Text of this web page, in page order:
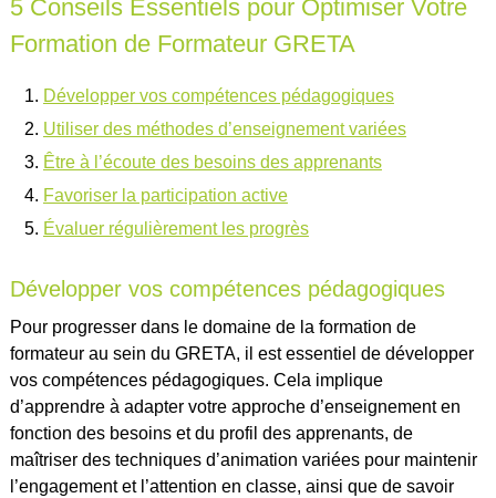
5 Conseils Essentiels pour Optimiser Votre
Formation de Formateur GRETA
Développer vos compétences pédagogiques
Utiliser des méthodes d’enseignement variées
Être à l’écoute des besoins des apprenants
Favoriser la participation active
Évaluer régulièrement les progrès
Développer vos compétences pédagogiques
Pour progresser dans le domaine de la formation de
formateur au sein du GRETA, il est essentiel de développer
vos compétences pédagogiques. Cela implique
d’apprendre à adapter votre approche d’enseignement en
fonction des besoins et du profil des apprenants, de
maîtriser des techniques d’animation variées pour maintenir
l’engagement et l’attention en classe, ainsi que de savoir